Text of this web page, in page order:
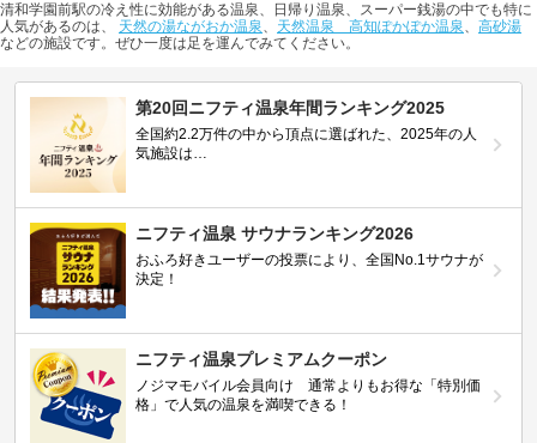
清和学園前駅の冷え性に効能がある温泉、日帰り温泉、スーパー銭湯の中でも特に
人気があるのは、 天然の湯ながおか温泉、 天然温泉 高知ぽかぽか温泉、 高砂湯
などの施設です。ぜひ一度は足を運んでみてください。
第20回ニフティ温泉年間ランキング2025
全国約2.2万件の中から頂点に選ばれた、2025年の人
気施設は…
ニフティ温泉 サウナランキング2026
おふろ好きユーザーの投票により、全国No.1サウナが
決定！
ニフティ温泉プレミアムクーポン
ノジマモバイル会員向け 通常よりもお得な「特別価
格」で人気の温泉を満喫できる！